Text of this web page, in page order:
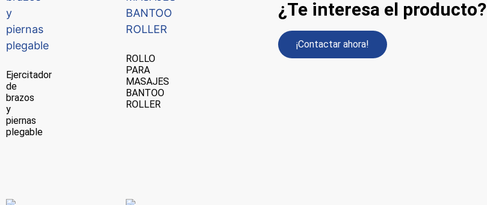
Ejercitador
de
brazos
y
piernas
plegable
ROLLO
PARA
MASAJES
BANTOO
ROLLER
¿Te interesa el producto?
¡Contactar ahora!